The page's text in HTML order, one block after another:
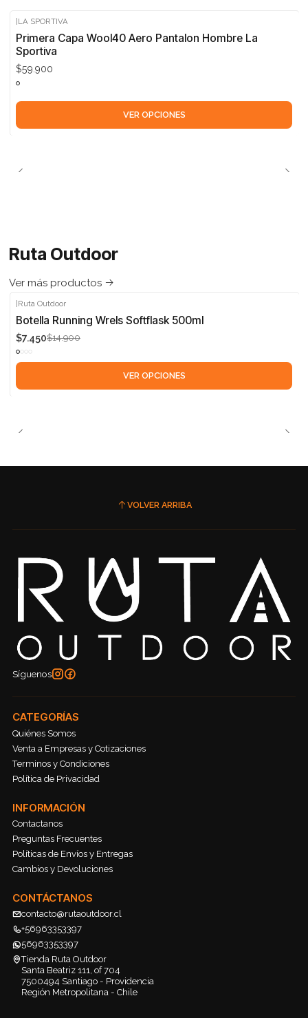
LA SPORTIVA
Primera Capa Wool40 Aero Pantalon Hombre La
Sportiva
$59.900
VER OPCIONES
Ruta Outdoor
Ver más productos
-50%
|Ruta Outdoor
Botella Running Wrels Softflask 500ml
$7.450$14.900
VER OPCIONES
VOLVER ARRIBA
Síguenos
CATEGORÍAS
Quiénes Somos
Venta a Empresas y Cotizaciones
Terminos y Condiciones
Política de Privacidad
INFORMACIÓN
Contactanos
Preguntas Frecuentes
Políticas de Envíos y Entregas
Cambios y Devoluciones
CONTÁCTANOS
contacto@rutaoutdoor.cl
+56963353397
56963353397
Tienda Ruta Outdoor
Santa Beatriz 111, of 704
7500494 Santiago - Providencia
Región Metropolitana - Chile